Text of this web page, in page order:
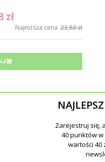
zł
Najniższa cena: 23,83 zł